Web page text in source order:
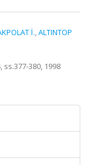
İ.,ALTINTOP
380, 1998